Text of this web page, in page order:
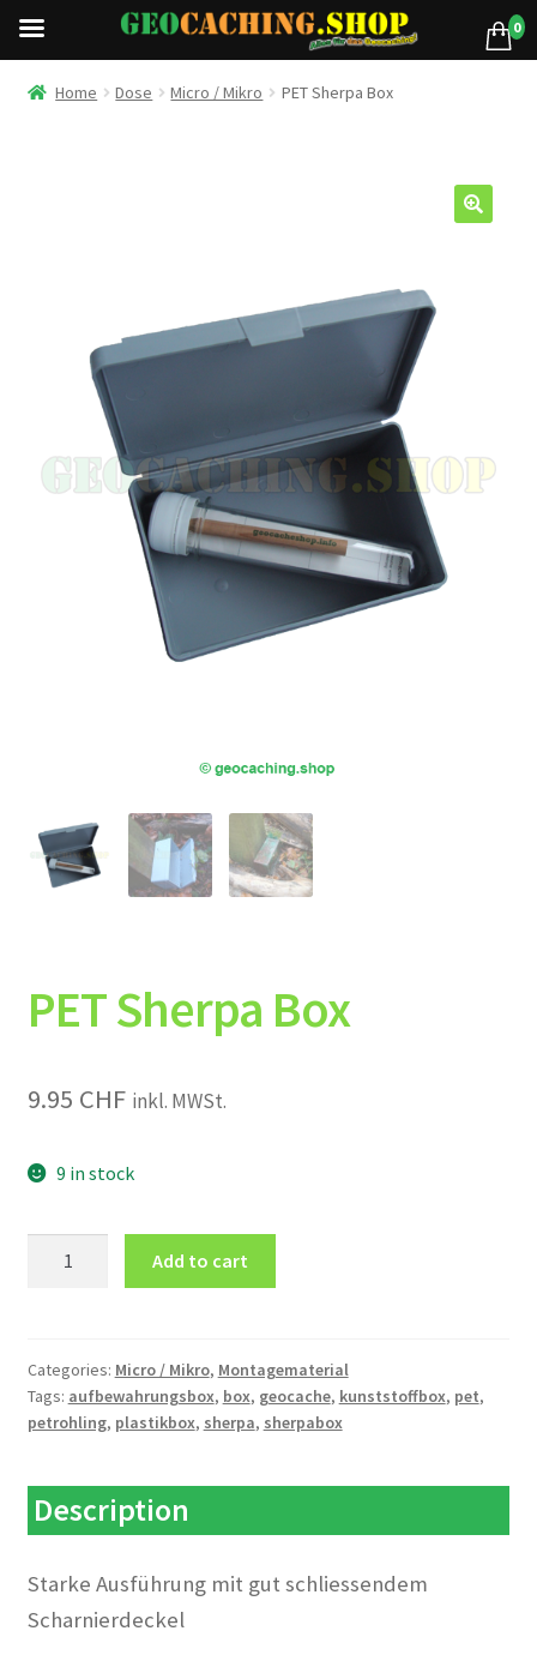
Home Dose Micro / Mikro PET Sherpa Box
PET Sherpa Box
9.95 CHF inkl. MWSt.
9 in stock
Add to cart
Categories: Micro / Mikro, Montagematerial
Tags: aufbewahrungsbox, box, geocache, kunststoffbox, pet,
petrohling, plastikbox, sherpa, sherpabox
Description
Starke Ausführung mit gut schliessendem
Scharnierdeckel
0